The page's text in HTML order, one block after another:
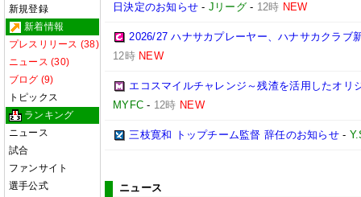
新規登録
新着情報
プレスリリース (38)
ニュース (30)
ブログ (9)
トピックス
ランキング
ニュース
試合
ファンサイト
選手公式
日決定のお知らせ - Jリーグ - 12時 NEW
2026/27 ハナサカプレーヤー、ハナサカクラブ
12時 NEW
エコスマイルチャレンジ～残渣を活用したオリ
MYFC - 12時 NEW
三枝寛和 トップチーム監督 辞任のお知らせ-
ニュース